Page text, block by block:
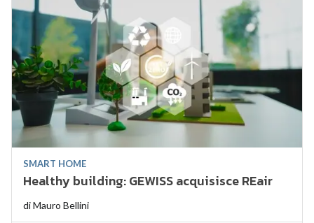
SMART HOME
Healthy building: GEWISS acquisisce REair
diMauro Bellini